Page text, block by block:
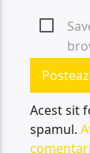
Acest sit
spamul.